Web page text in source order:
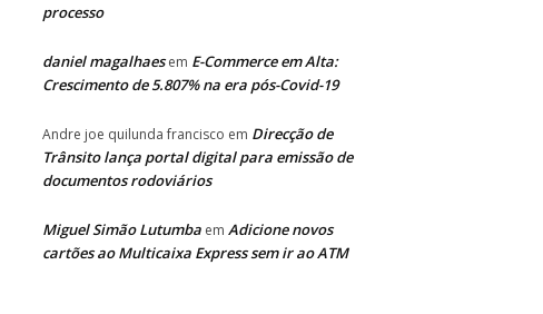
processo
daniel magalhaesem E-Commerce em Alta:
Crescimento de 5.807% na era pós-Covid-19
Andre joe quilunda francisco em Direcção de
Trânsito lança portal digital para emissão de
documentos rodoviários
Miguel Simão Lutumba em Adicione novos
cartões ao Multicaixa Express sem ir ao ATM